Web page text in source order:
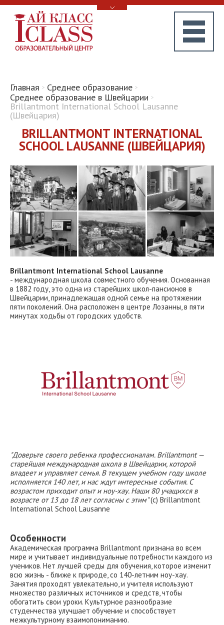
Главная
Среднее образование
Среднее образование в Швейцарии
Brillantmont International School Lausanne
(Швейцария)
BRILLANTMONT INTERNATIONAL
SCHOOL LAUSANNE (ШВЕЙЦАРИЯ)
Brillantmont International School Lausanne
- международная школа совместного обучения. Основанная
в 1882 году, это одна из старейших школ-пансионов в
Швейцарии, принадлежащая одной семье на протяжении
пяти поколений. Она расположен в центре Лозанны, в пяти
минутах ходьбы от городских удобств.
"Доверьте своего ребенка профессионалам. Brillantmont —
старейшая международная школа в Швейцарии, которой
владеет и управляет семья. В текущем учебном году школе
исполняется 140 лет, и нас ждут интересные события. С
возрастом приходит опыт и ноу-хау. Наши 80 учащихся в
возрасте от 13 до 18 лет согласны с этим"(с) Brillantmont
International School Lausanne
Особенности
Академическая программа Brillantmont признана во всем
мире и учитывает индивидуальные потребности каждого из
учеников. Нет лучшей среды для обучения, которое изменит
всю жизнь - ближе к природе, со 140-летним ноу-хау.
Занятия проходят увлекательно, и учителя используют
множество различных источников и средств, чтобы
обогатить свои уроки. Культурное разнообразие
студенчества улучшает обучение и способствует
межкультурному взаимопониманию.